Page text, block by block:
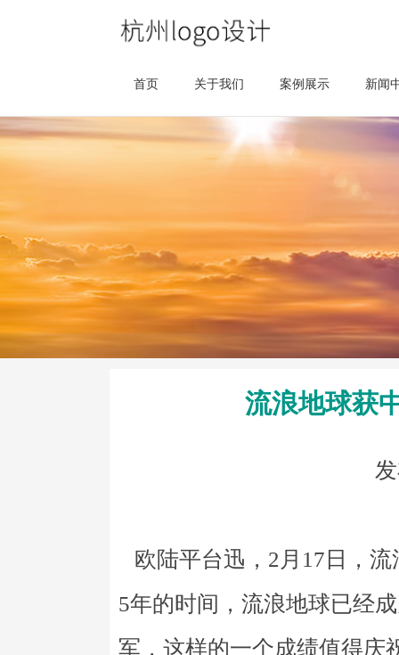
首页 关于我们 案例展示 新闻
流浪地球获
欧陆平台迅，2月17日，
5年的时间，流浪地球已经
军，这样的一个成绩值得庆